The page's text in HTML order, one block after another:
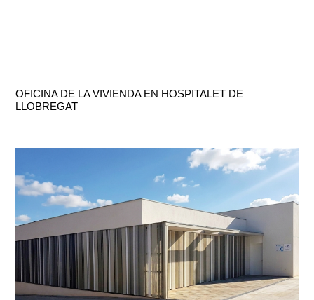
OFICINA DE LA VIVIENDA EN HOSPITALET DE
LLOBREGAT